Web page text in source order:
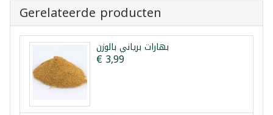
Gerelateerde producten
بهارات برياني بالوزن
€ 3,99